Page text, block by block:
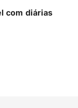
com diárias